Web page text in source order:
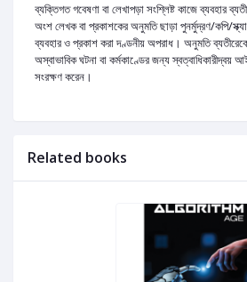
ব্যক্তিগত গবেষণা বা লেখাপড়া সংশ্লিষ্ট কাজে ব্যবহার
অংশ লেখক বা প্রকাশকের অনুমতি ছাড়া পুনর্মুদ্রণ/কপি/
ব্যবহার ও প্রকাশ করা দণ্ডনীয় অপরাধ। অনুমতি
অস্বাভাবিক ঘটনা বা কর্মকাণ্ডের জন্য স্বত্বাধিকারীদ্বয়
সংরক্ষণ করেন।
Related books